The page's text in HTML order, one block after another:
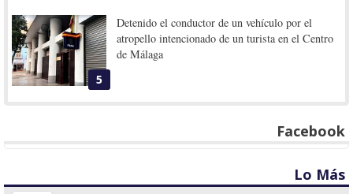
5
Detenido el conductor de un vehículo por el
atropello intencionado de un turista en el Centro
de Málaga
Facebook
Lo Más